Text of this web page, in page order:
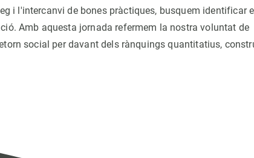
i l'intercanvi de bones pràctiques, busquem identificar
Amb aquesta jornada refermem la nostra voluntat de
social per davant dels rànquings quantitatius,